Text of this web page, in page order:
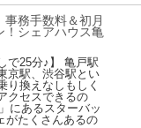
事務手数料＆初月
！シェアハウス亀
で25分♪】 亀戸駅
京駅、渋谷駅とい
り換えなしもしく
クセスできるの
にあるスターバッ
がたくさんあるの